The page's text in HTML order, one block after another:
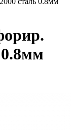
0.8мм